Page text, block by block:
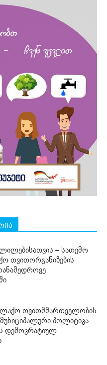
– სათემო
თვითორგანიზების
თვითმმართველობის
პოლიტიკა
დემოკრატიულ